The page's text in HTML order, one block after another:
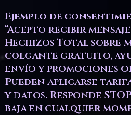
Ejemplo de
“Acepto recibir
Hechizos Total sobre
colgante gratuito,
envío y promociones
Pueden aplicarse
y datos. Responde
baja en cualquier